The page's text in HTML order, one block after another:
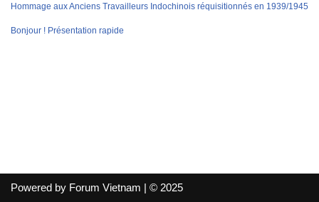
Hommage aux Anciens Travailleurs Indochinois réquisitionnés en 1939/1945
Bonjour ! Présentation rapide
Powered by Forum Vietnam | © 2025